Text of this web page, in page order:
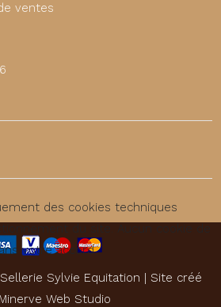
ventes
Sylvie Equitation | Site créé
Minerve Web Studio
des cookies techniques
du site. Aucun cookie de
votre accord.